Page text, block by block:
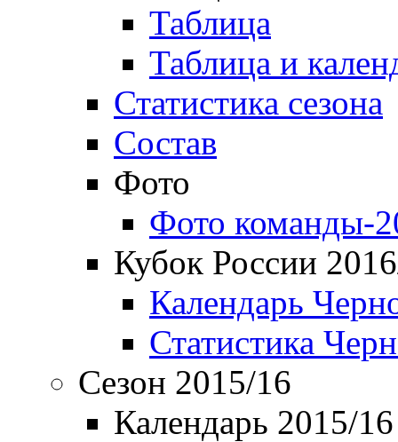
Таблица
Таблица и
Статистика сезона
Состав
Фото
Фото команды-
Кубок России
Календарь
Статистика
Сезон 2015/16
Календарь 2015/16